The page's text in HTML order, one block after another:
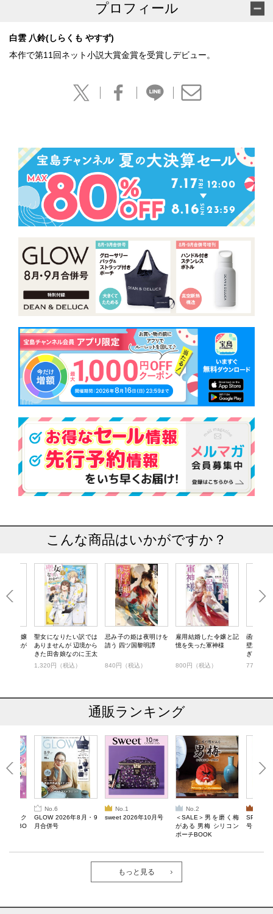
プロフィール
白雲 八鈴(しらくも やすず)
本作で第11回ネット小説大賞金賞を受賞しデビュー。
こんな商品はいかがですか？
不遇令嬢
の魔法が
聖女になりたい訳では
ありませんが 辺境から
きた田舎娘なのに王太
子妃候補に選ばれてし
まいました!?
1,320円（税込）
忌み子の姫は夜明けを
請う 四ツ国黎明譚
840円（税込）
雇用結婚した令嬢と記
憶を失った軍神様
800円（税込）
函館グル
壁君 お
ぎらず
770円（
通販ランキング
るスク
ぷにBO
No.6
GLOW 2026年8月・9
月合併号
No.1
sweet 2026年10月号
No.2
＜SALE＞男を磨く梅
がある 男梅 シリコン
ポーチBOOK
号
もっと見る